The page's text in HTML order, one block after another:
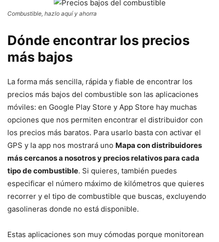
Combustible, hazlo aquí y ahorra
Dónde encontrar los precios
más bajos
La forma más sencilla, rápida y fiable de encontrar los
precios más bajos del combustible son las aplicaciones
móviles: en Google Play Store y App Store hay muchas
opciones que nos permiten encontrar el distribuidor con
los precios más baratos. Para usarlo basta con activar el
GPS y la app nos mostrará uno Mapa con distribuidores
más cercanos a nosotros y precios relativos para cada
tipo de combustible. Si quieres, también puedes
especificar el número máximo de kilómetros que quieres
recorrer y el tipo de combustible que buscas, excluyendo
gasolineras donde no está disponible.
Estas aplicaciones son muy cómodas porque monitorean